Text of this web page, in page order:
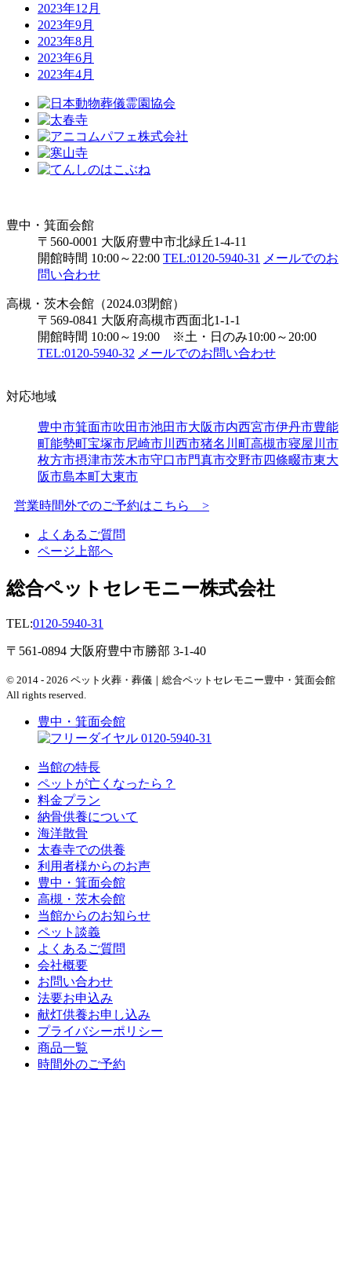
2023年12月
2023年9月
2023年8月
2023年6月
2023年4月
豊中・箕面会館
〒560-0001 大阪府豊中市北緑丘1-4-11
開館時間 10:00～22:00 TEL:0120-5940-31
メールでのお
問い合わせ
高槻・茨木会館（2024.03閉館）
〒569-0841 大阪府高槻市西面北1-1-1
開館時間 10:00～19:00 ※土・日のみ10:00～20:00
TEL:0120-5940-32 メールでのお問い合わせ
対応地域
豊中市箕面市吹田市池田市大阪市内西宮市伊丹市豊能
町能勢町宝塚市尼崎市川西市猪名川町高槻市寝屋川市
枚方市摂津市茨木市守口市門真市交野市四條畷市東大
阪市島本町大東市
営業時間外でのご予約はこちら >
よくあるご質問
ページ上部へ
総合ペットセレモニー株式会社
TEL:0120-5940-31
〒561-0894 大阪府豊中市勝部 3-1-40
© 2014 - 2026 ペット火葬・葬儀｜総合ペットセレモニー豊中・箕面会館
All rights reserved.
豊中・箕面会館
0120-5940-31
当館の特長
ペットが亡くなったら？
料金プラン
納骨供養について
海洋散骨
太春寺での供養
利用者様からのお声
豊中・箕面会館
高槻・茨木会館
当館からのお知らせ
ペット談義
よくあるご質問
会社概要
お問い合わせ
法要お申込み
献灯供養お申し込み
プライバシーポリシー
商品一覧
時間外のご予約